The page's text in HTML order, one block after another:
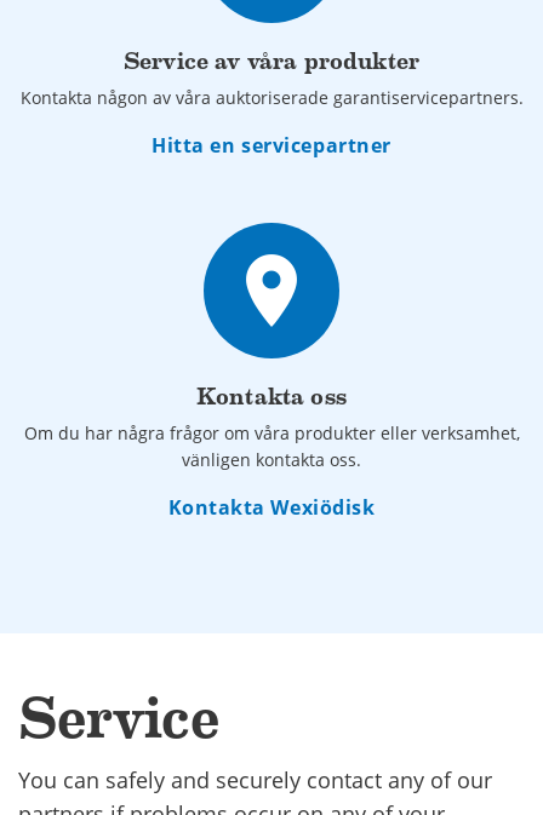
Service av våra produkter
Kontakta någon av våra auktoriserade garantiservicepartners.
Hitta en servicepartner
place
Kontakta oss
Om du har några frågor om våra produkter eller verksamhet,
vänligen kontakta oss.
Kontakta Wexiödisk
Service
You can safely and securely contact any of our